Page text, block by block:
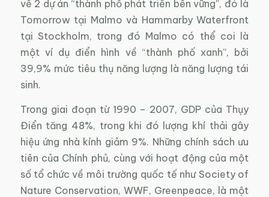
về 2 dự án “thành phố phát triển bền vững”, đó là
Tomorrow tại Malmo và Hammarby Waterfront
tại Stockholm, trong đó Malmo có thể coi là
một ví dụ điển hình về “thành phố xanh”, bởi
39,9% mức tiêu thụ năng lượng là năng lượng tái
sinh.
Trong giai đoạn từ 1990 – 2007, GDP của Thụy
Điển tăng 48%, trong khi đó lượng khí thải gây
hiệu ứng nhà kính giảm 9%. Những chính sách ưu
tiên của Chính phủ, cùng với hoạt động của một
số tổ chức về môi trường quốc tế như Society of
Nature Conservation, WWF, Greenpeace, là một